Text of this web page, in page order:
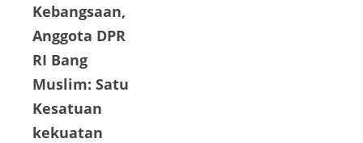
(HCMC).
Pameran ini
menampilkan
lebih dari
Ratusan
Kebangsaan,
Anggota DPR
RI Bang
Muslim: Satu
Kesatuan
kekuatan